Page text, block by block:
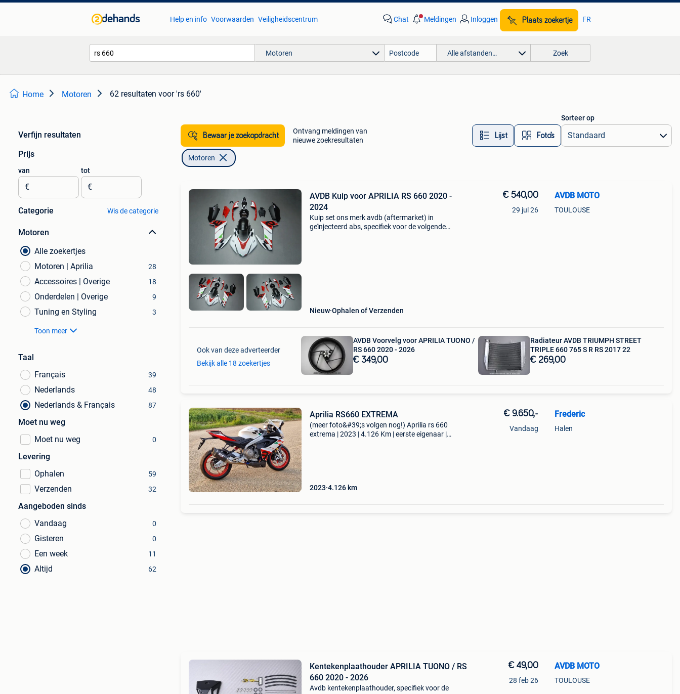
Help en info Voorwaarden Veiligheidscentrum Chat Meldingen Inloggen Plaats zoekertje FR
Motoren Alle afstanden… Zoek
Home Motoren 62 resultaten voor 'rs 660'
Verfijn resultaten
Prijs
van
€
tot
€
Categorie Wis de categorie
Motoren
Alle zoekertjes
Motoren | Aprilia
28
Accessoires | Overige 18
Onderdelen | Overige 9
Tuning en Styling 3
Toon meer
Taal
Français
39
Nederlands 48
Nederlands & Français 87
Moet nu weg
Moet nu weg
0
Levering
Ophalen
59
Verzenden 32
Aangeboden sinds
Vandaag
0
Gisteren 0
Een week 11
Altijd 62
Bewaar je zoekopdracht
Ontvang meldingen van
nieuwe zoekresultaten
Lijst Foto’s
Sorteer op
Motoren
AVDB Kuip voor APRILIA RS 660 2020 -
2024
Kuip set ons merk avdb (aftermarket) in
geïnjecteerd abs, specifiek voor de volgende
Nieuw Ophalen of Verzenden
€ 540,00
29 jul 26
AVDB MOTO
TOULOUSE
Ook van deze adverteerder
Bekijk alle 18 zoekertjes
AVDB Voorvelg voor APRILIA TUONO /
RS 660 2020 - 2026
€ 349,00
Radiateur AVDB TRIUMPH STREET
TRIPLE 660 765 S R RS 2017 22
€ 269,00
Aprilia RS660 EXTREMA
(meer foto&#39;s volgen nog!) Aprilia rs 660
extrema | 2023 | 4.126 Km | eerste eigenaar |
2023 4.126 km
€ 9.650,-
Vandaag
Frederic
Halen
Kentekenplaathouder APRILIA TUONO / RS
660 2020 - 2026
Avdb kentekenplaathouder, specifiek voor de
€ 49,00
28 feb 26
AVDB MOTO
TOULOUSE